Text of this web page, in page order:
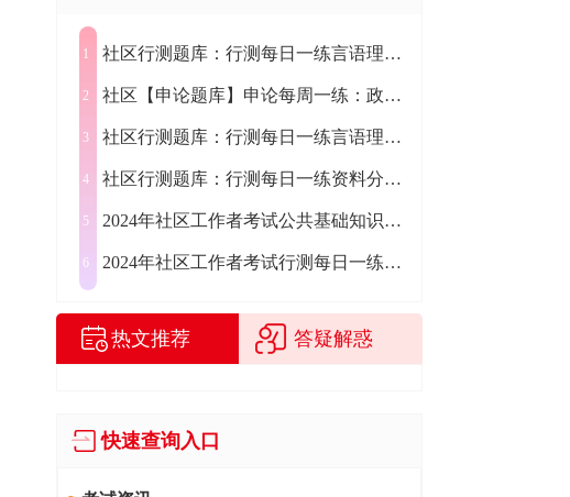
1 社区行测题库：行测每日一练言语理解练习题2024.07.29
2 社区【申论题库】申论每周一练：政务服务新媒体
3 社区行测题库：行测每日一练言语理解练习题2024.07.30
4 社区行测题库：行测每日一练资料分析练习题2024.07.31
5 2024年社区工作者考试公共基础知识每日一练（7.19）
6 2024年社区工作者考试行测每日一练（7.19）
热文推荐 答疑解惑
快速查询入口